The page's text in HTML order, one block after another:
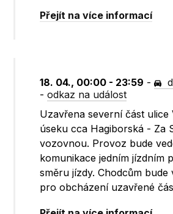
Přejít na více informací
18. 04., 00:00 - 23:59 -
-odkaz na událost
Uzavřena severní část ulice
úseku cca Hagiborská - Za
vozovnou. Provoz bude
komunikace jedním jízdním
směru jízdy. Chodcům
pro obcházení uzavřené